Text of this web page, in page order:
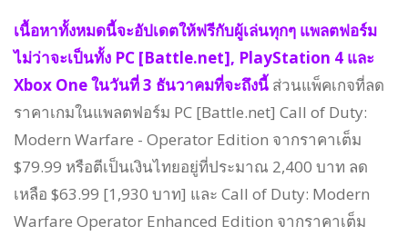
เนื้อหาทั้งหมดนี้จะอัปเดตให้ฟรีกับผู้เล่นทุกๆ แพลตฟอร์ม
ไม่ว่าจะเป็นทั้ง PC [Battle.net], PlayStation 4 และ
Xbox One ในวันที่ 3 ธันวาคมที่จะถึงนี้ ส่วนแพ็คเกจที่ลด
ราคาเกมในแพลตฟอร์ม PC [Battle.net] Call of Duty:
Modern Warfare - Operator Edition จากราคาเต็ม
$79.99 หรือตีเป็นเงินไทยอยู่ที่ประมาณ 2,400 บาท ลด
เหลือ $63.99 [1,930 บาท] และ Call of Duty: Modern
Warfare Operator Enhanced Edition จากราคาเต็ม